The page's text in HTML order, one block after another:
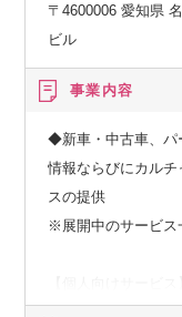
〒4600006 愛知県
ビル
事業内容
◆新車・中古車、パ
情報ならびにカル
スの提供
※展開中のサービス